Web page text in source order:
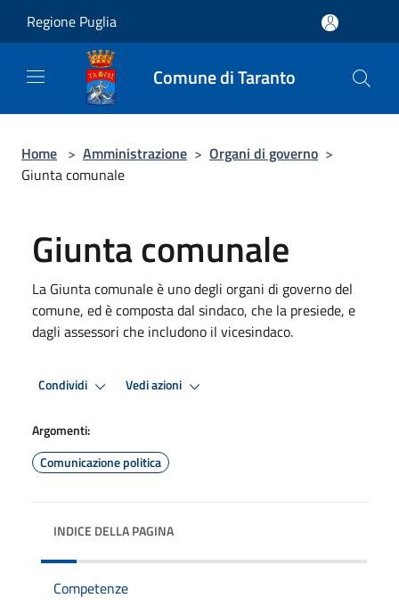
Regione Puglia
Comune di Taranto
Home > Amministrazione > Organi di governo >
Giunta comunale
Giunta comunale
La Giunta comunale è uno degli organi di governo del
comune, ed è composta dal sindaco, che la presiede, e
dagli assessori che includono il vicesindaco.
Condividi Vedi azioni
Argomenti:
Comunicazione politica
INDICE DELLA PAGINA
Competenze